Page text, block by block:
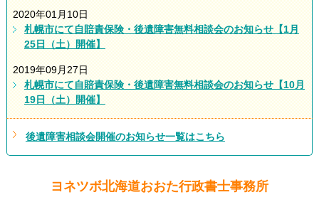
2020年01月10日
札幌市にて自賠責保険・後遺障害無料相談会のお知らせ【1月
25日（土）開催】
2019年09月27日
札幌市にて自賠責保険・後遺障害無料相談会のお知らせ【10月
19日（土）開催】
後遺障害相談会開催のお知らせ一覧はこちら
ヨネツボ北海道おおた行政書士事務所